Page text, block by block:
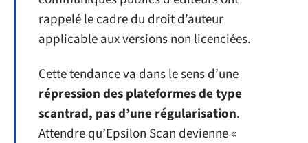
rappelé le cadre du droit d’auteur
applicable aux versions non licenciées.
Cette tendance va dans le sens d’une
répression des plateformes de type
scantrad, pas d’une régularisation.
Attendre qu’Epsilon Scan devienne «